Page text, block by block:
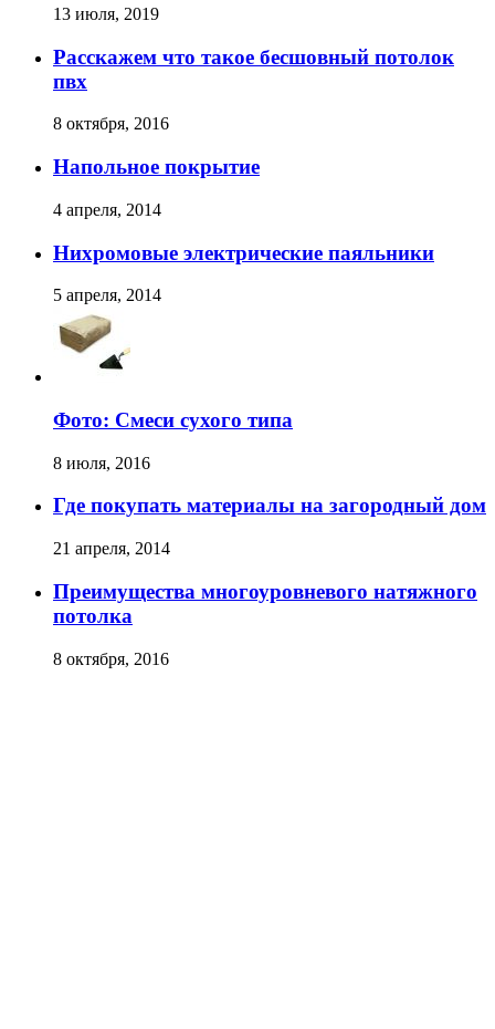
13 июля, 2019
Расскажем что такое бесшовный потолок
пвх
8 октября, 2016
Напольное покрытие
4 апреля, 2014
Нихромовые электрические паяльники
5 апреля, 2014
Фото: Смеси сухого типа
8 июля, 2016
Где покупать материалы на загородный дом
21 апреля, 2014
Преимущества многоуровневого натяжного
потолка
8 октября, 2016